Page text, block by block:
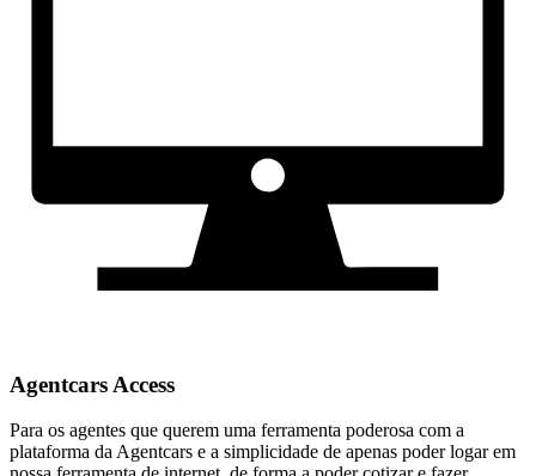
Agentcars Access
Para os agentes que querem uma ferramenta poderosa com a
plataforma da Agentcars e a simplicidade de apenas poder logar em